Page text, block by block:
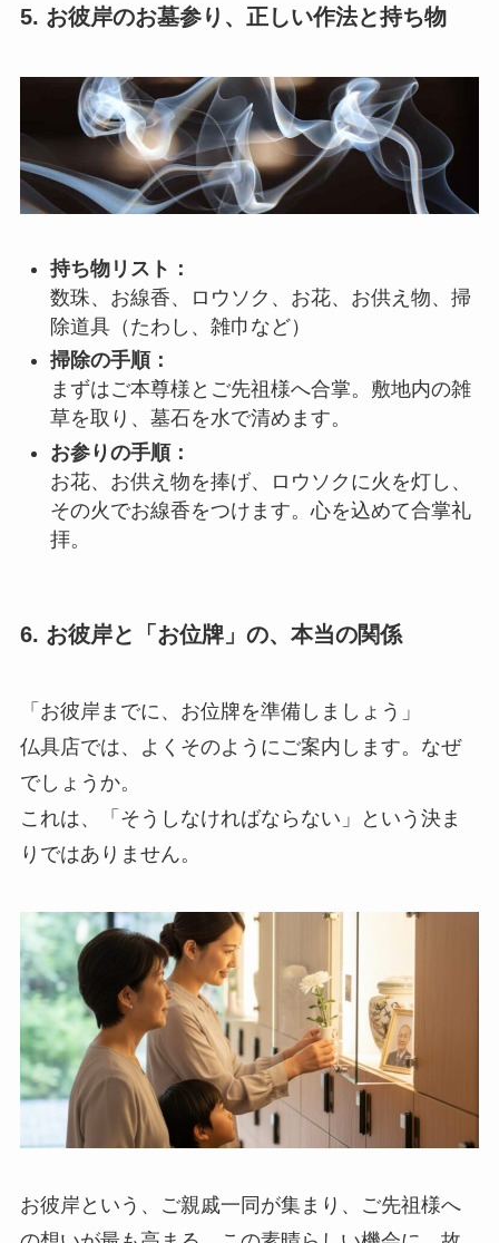
5. お彼岸のお墓参り、正しい作法と持ち物
持ち物リスト：
数珠、お線香、ロウソク、お花、お供え物、掃
除道具（たわし、雑巾など）
掃除の手順：
まずはご本尊様とご先祖様へ合掌。敷地内の雑
草を取り、墓石を水で清めます。
お参りの手順：
お花、お供え物を捧げ、ロウソクに火を灯し、
その火でお線香をつけます。心を込めて合掌礼
拝。
6. お彼岸と「お位牌」の、本当の関係
「お彼岸までに、お位牌を準備しましょう」
仏具店では、よくそのようにご案内します。なぜ
でしょうか。
これは、「そうしなければならない」という決ま
りではありません。
お彼岸という、ご親戚一同が集まり、ご先祖様へ